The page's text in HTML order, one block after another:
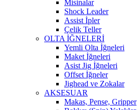
Misinalar
Shock Leader
Assist İpler
Çelik Teller
OLTA İĞNELERİ
Yemli Olta İğneleri
Maket İğneleri
Asist Jig İğneleri
Offset İğneler
Jighead ve Zokalar
AKSESUAR
Makas, Pense, Gripper